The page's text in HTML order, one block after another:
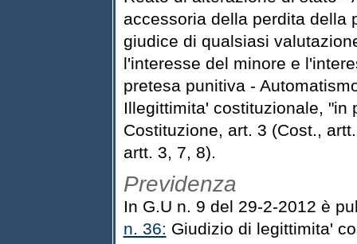
accessoria della perdita della
giudice di qualsiasi
l'interesse del minore e
pretesa punitiva -
Illegittimita' costituzionale, "in
Costituzione, art. 3 (Cost.,
artt. 3, 7, 8).
Previdenza
In G.U n. 9 del 29-2-2012 è
n. 36: Giudizio di legittimita'